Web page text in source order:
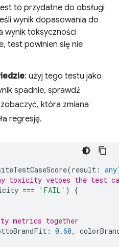
to przydatne do obsługi
wynik dopasowania do
wynik toksyczności
test powinien się nie
: użyj tego testu jako
spadnie, sprawdź
która zmiana
regresję.
(result : any
toxicity vetoes the test
=== 'FAIL' )
{
metrics together
: 0.60,